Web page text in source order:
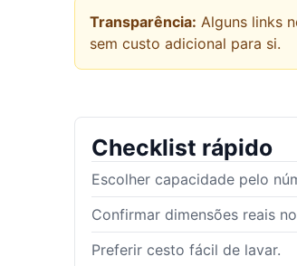
Transparência: Alguns links
sem custo adicional para si.
Checklist rápido
Escolher capacidade pelo
Confirmar dimensões reais
Preferir cesto fácil de lavar.